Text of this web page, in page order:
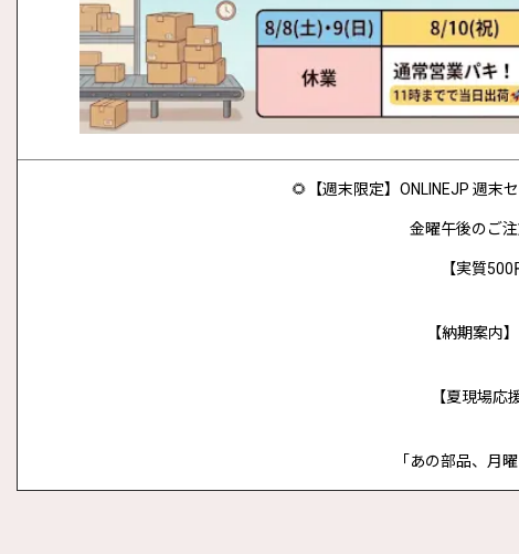
🌻【週末限定】ONLINEJP 週末
金曜午後のご
【実質
【納期案内
【夏現場
「あの部品、月